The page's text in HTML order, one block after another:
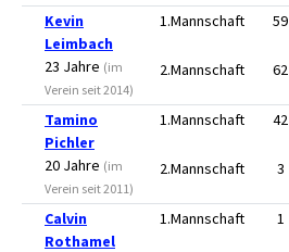
Kevin
Leimbach
23 Jahre (im
Verein seit 2014)
1.Mannschaft 59
2.Mannschaft 62
Tamino
Pichler
20 Jahre (im
Verein seit 2011)
1.Mannschaft 42
2.Mannschaft 3
Calvin
Rothamel
1.Mannschaft 1